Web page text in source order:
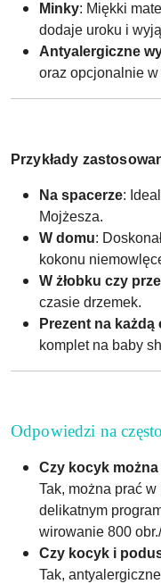
Minky: Miękki
dodaje uroku i
Antyalergiczne
oraz opcjonalnie w
Przykłady
Na spacerze:
Mojżesza.
W domu:
kokonu
W żłobku czy
czasie drzemek.
Prezent na każdą
komplet na baby
Odpowiedzi na
Czy kocyk
Tak, można prać
delikatnym
wirowanie 800
Czy kocyk i
Tak,